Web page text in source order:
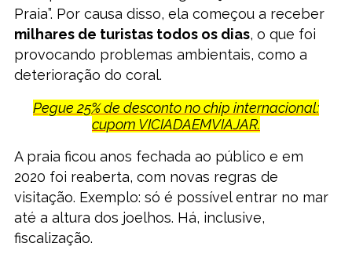
Praia”. Por causa disso, ela começou a receber
milhares de turistas todos os dias, o que foi
provocando problemas ambientais, como a
deterioração do coral.
Pegue 25% de desconto no chip internacional:
cupom VICIADAEMVIAJAR.
A praia ficou anos fechada ao público e em
2020 foi reaberta, com novas regras de
visitação. Exemplo: só é possível entrar no mar
até a altura dos joelhos. Há, inclusive,
fiscalização.